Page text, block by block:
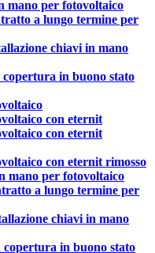
mano per fotovoltaico
a lungo termine per
chiavi in mano
in buono stato
con eternit
con eternit
con eternit rimosso
mano per fotovoltaico
a lungo termine per
chiavi in mano
in buono stato